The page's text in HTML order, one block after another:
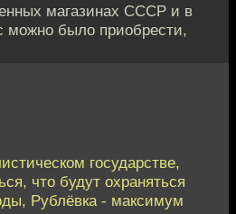
магазинах СССР и в
можно было приобрести,
государстве,
что будут охраняться
Рублёвка - максимум